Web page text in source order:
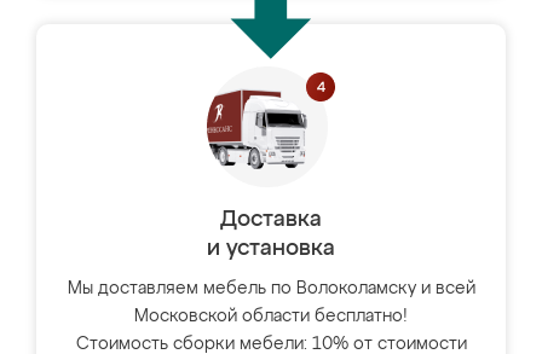
Доставка
и установка
Мы доставляем мебель по Волоколамску и всей
Московской области бесплатно!
Стоимость сборки мебели: 10% от стоимости